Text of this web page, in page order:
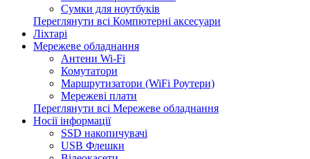
Сумки для ноутбуків
Переглянути всі Компютерні аксесуари
Ліхтарі
Мережеве обладнання
Антени Wi-Fi
Комутатори
Маршрутизатори (WiFi Роутери)
Мережеві плати
Переглянути всі Мережеве обладнання
Носії інформації
SSD накопичувачі
USB Флешки